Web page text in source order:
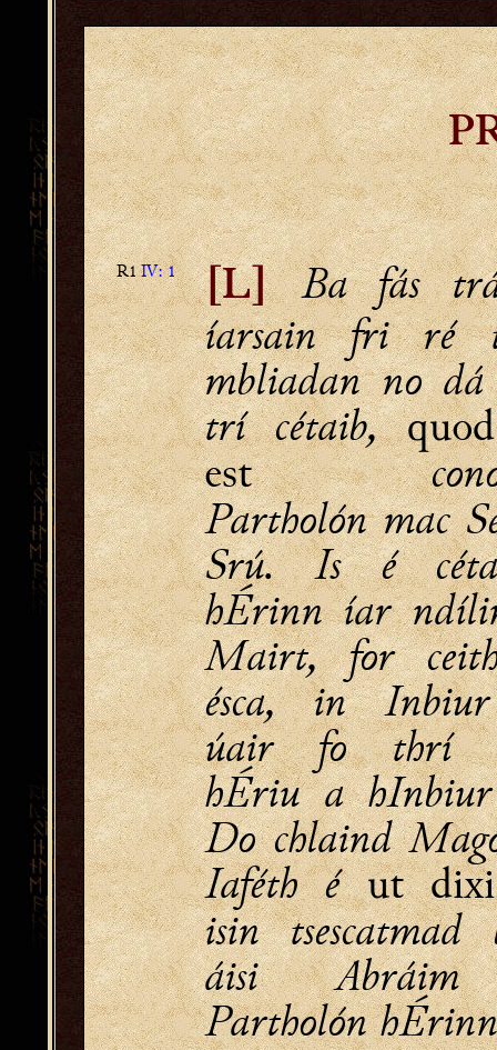
R1IV: 1 [L]Ba fás
íarsain fri ré
mbliadan no dá
trí cétaib,
est
Partholón mac
Srú. Is é
hÉrinn íar
Mairt, for
ésca, in Inbiur
úair fo thrí
hÉriu a hInbiur
Do chlaind
Iaféth éut
isin tsescatmad
áisi Abráim
Partholón